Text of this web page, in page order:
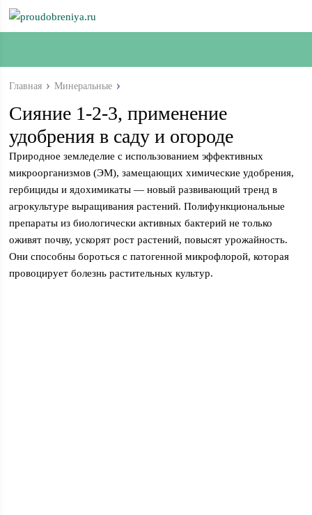
Главная Минеральные
Сияние 1-2-3, применение
удобрения в саду и огороде
Природное земледелие с использованием эффективных
микроорганизмов (ЭМ), замещающих химические удобрения,
гербициды и ядохимикаты — новый развивающий тренд в
агрокультуре выращивания растений. Полифункциональные
препараты из биологически активных бактерий не только
оживят почву, ускорят рост растений, повысят урожайность.
Они способны бороться с патогенной микрофлорой, которая
провоцирует болезнь растительных культур.